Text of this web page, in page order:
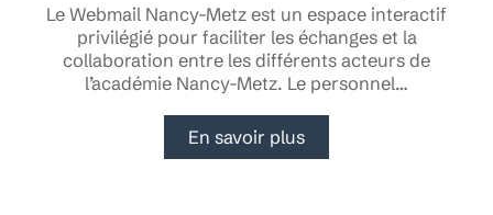
Le Webmail Nancy-Metz est un espace interactif
privilégié pour faciliter les échanges et la
collaboration entre les différents acteurs de
l’académie Nancy-Metz. Le personnel…
En savoir plus